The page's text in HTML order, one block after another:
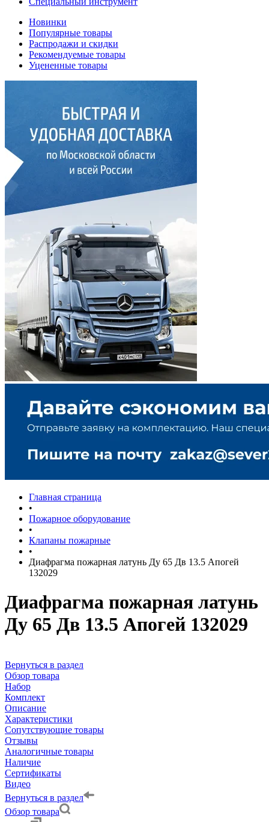
Новинки
Популярные товары
Распродажи и скидки
Рекомендуемые товары
Уцененные товары
Главная страница
•
Пожарное оборудование
•
Клапаны пожарные
•
Диафрагма пожарная латунь Ду 65 Дв 13.5 Апогей
132029
Диафрагма пожарная латунь
Ду 65 Дв 13.5 Апогей 132029
Вернуться в раздел
Обзор товара
Набор
Комплект
Описание
Характеристики
Сопутствующие товары
Отзывы
Аналогичные товары
Наличие
Сертификаты
Видео
Вернуться в раздел
Обзор товара